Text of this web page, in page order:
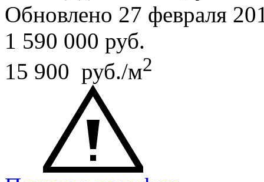
Обновлено 27 февраля
1 590 000 руб.
15 900 руб./м2